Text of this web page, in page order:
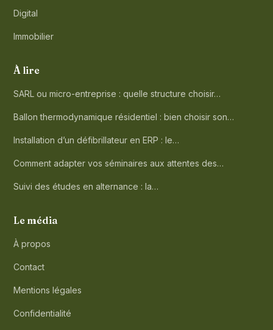
Digital
Immobilier
À lire
SARL ou micro-entreprise : quelle structure choisir…
Ballon thermodynamique résidentiel : bien choisir son…
Installation d’un défibrillateur en ERP : le…
Comment adapter vos séminaires aux attentes des…
Suivi des études en alternance : la…
Le média
À propos
Contact
Mentions légales
Confidentialité